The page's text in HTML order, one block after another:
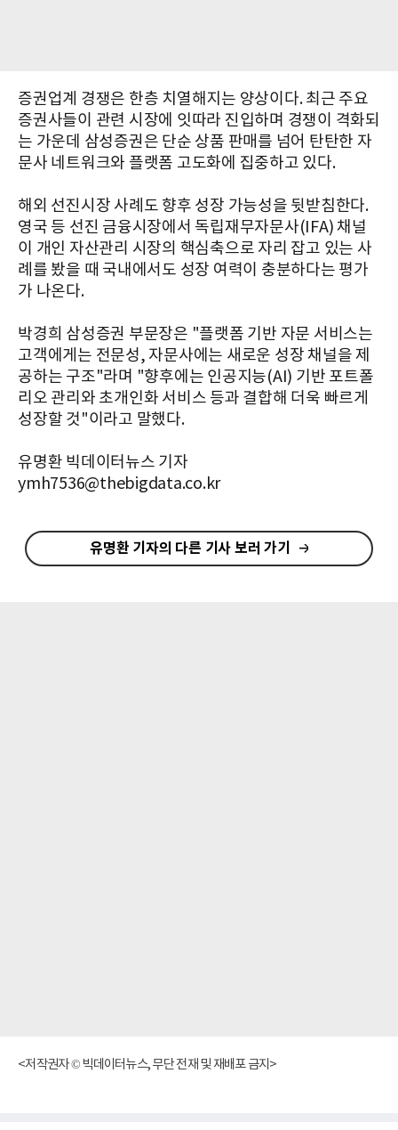
증권업계 경쟁은 한층 치열해지는 양상이다. 최근 주요
증권사들이 관련 시장에 잇따라 진입하며 경쟁이 격화되
는 가운데 삼성증권은 단순 상품 판매를 넘어 탄탄한 자
문사 네트워크와 플랫폼 고도화에 집중하고 있다.
해외 선진시장 사례도 향후 성장 가능성을 뒷받침한다.
영국 등 선진 금융시장에서 독립재무자문사(IFA) 채널
이 개인 자산관리 시장의 핵심축으로 자리 잡고 있는 사
례를 봤을 때 국내에서도 성장 여력이 충분하다는 평가
가 나온다.
박경희 삼성증권 부문장은 "플랫폼 기반 자문 서비스는
고객에게는 전문성, 자문사에는 새로운 성장 채널을 제
공하는 구조"라며 "향후에는 인공지능(AI) 기반 포트폴
리오 관리와 초개인화 서비스 등과 결합해 더욱 빠르게
성장할 것"이라고 말했다.
유명환 빅데이터뉴스 기자
ymh7536@thebigdata.co.kr
유명환 기자의 다른 기사 보러 가기
<저작권자 © 빅데이터뉴스, 무단 전재 및 재배포 금지>